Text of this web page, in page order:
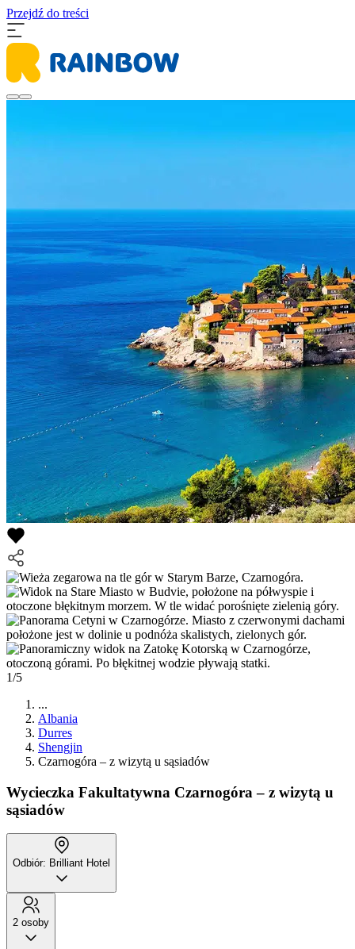
Przejdź do treści
1/5
...
Albania
Durres
Shengjin
Czarnogóra – z wizytą u sąsiadów
Wycieczka Fakultatywna Czarnogóra – z wizytą u
sąsiadów
Odbiór: Brilliant Hotel
2 osoby